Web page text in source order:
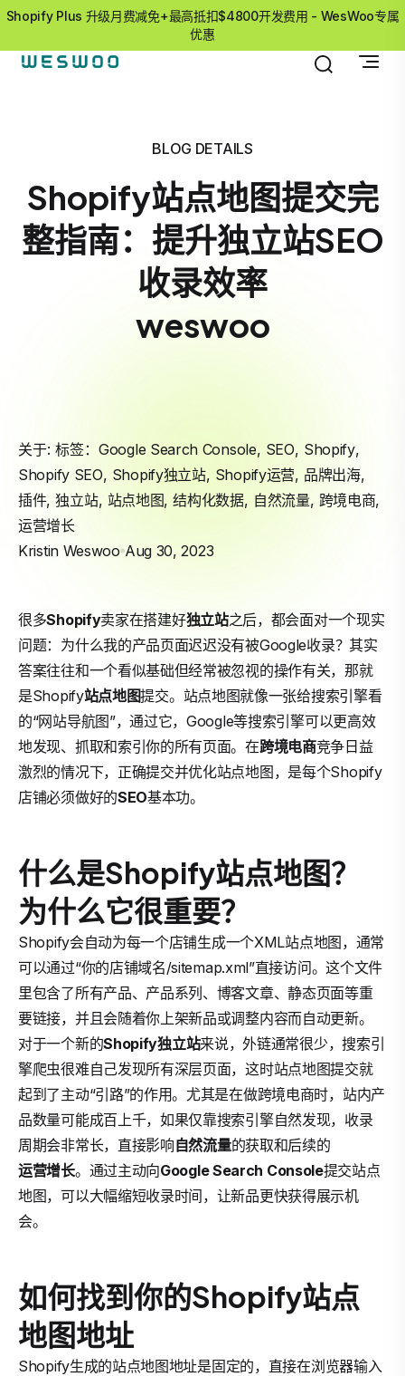
Shopify Plus 升级月费减免+最高抵扣$4800开发费用 - WesWoo专属
优惠
BLOG DETAILS
Shopify站点地图提交完
整指南：提升独立站SEO
收录效率
weswoo
关于: 标签： Google Search Console, SEO, Shopify,
Shopify SEO, Shopify独立站, Shopify运营, 品牌出海,
插件,独立站, 站点地图,结构化数据, 自然流量, 跨境电商,
运营增长
Kristin Weswoo Aug 30, 2023
很多Shopify卖家在搭建好独立站之后，都会面对一个现实
问题：为什么我的产品页面迟迟没有被Google收录？其实
答案往往和一个看似基础但经常被忽视的操作有关，那就
是Shopify站点地图提交。站点地图就像一张给搜索引擎看
的“网站导航图”，通过它，Google等搜索引擎可以更高效
地发现、抓取和索引你的所有页面。在跨境电商竞争日益
激烈的情况下，正确提交并优化站点地图，是每个Shopify
店铺必须做好的SEO基本功。
什么是Shopify站点地图？
为什么它很重要？
Shopify会自动为每一个店铺生成一个XML站点地图，通常
可以通过“你的店铺域名/sitemap.xml”直接访问。这个文件
里包含了所有产品、产品系列、博客文章、静态页面等重
要链接，并且会随着你上架新品或调整内容而自动更新。
对于一个新的Shopify独立站来说，外链通常很少，搜索引
擎爬虫很难自己发现所有深层页面，这时站点地图提交就
起到了主动“引路”的作用。尤其是在做跨境电商时，站内产
品数量可能成百上千，如果仅靠搜索引擎自然发现，收录
周期会非常长，直接影响自然流量的获取和后续的
运营增长。通过主动向Google Search Console提交站点
地图，可以大幅缩短收录时间，让新品更快获得展示机
会。
如何找到你的Shopify站点
地图地址
Shopify生成的站点地图地址是固定的，直接在浏览器输入